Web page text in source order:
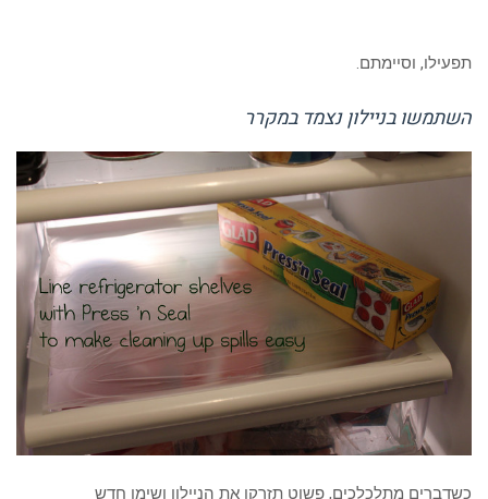
תפעילו, וסיימתם.
השתמשו בניילון נצמד במקרר
כשדברים מתלכלכים, פשוט תזרקו את הניילון ושימו חדש